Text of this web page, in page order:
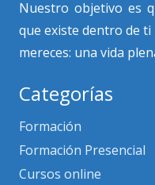
Nuestro objetivo es
que existe dentro de
mereces: una vida
Categorías
Formación
Formación Presencial
Cursos online